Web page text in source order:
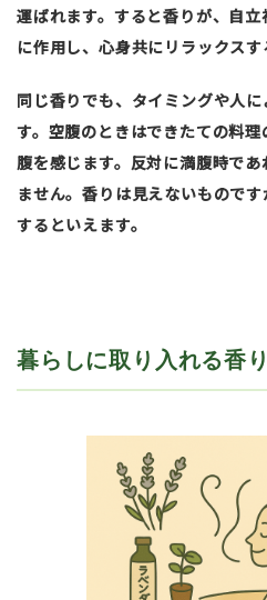
運ばれます。すると香りが、自
に作用し、心身共にリラックスす
同じ香りでも、タイミングや人
す。空腹のときはできたての料
腹を感じます。反対に満腹時で
ません。香りは見えないもので
するといえます。
暮らしに取り入れる香